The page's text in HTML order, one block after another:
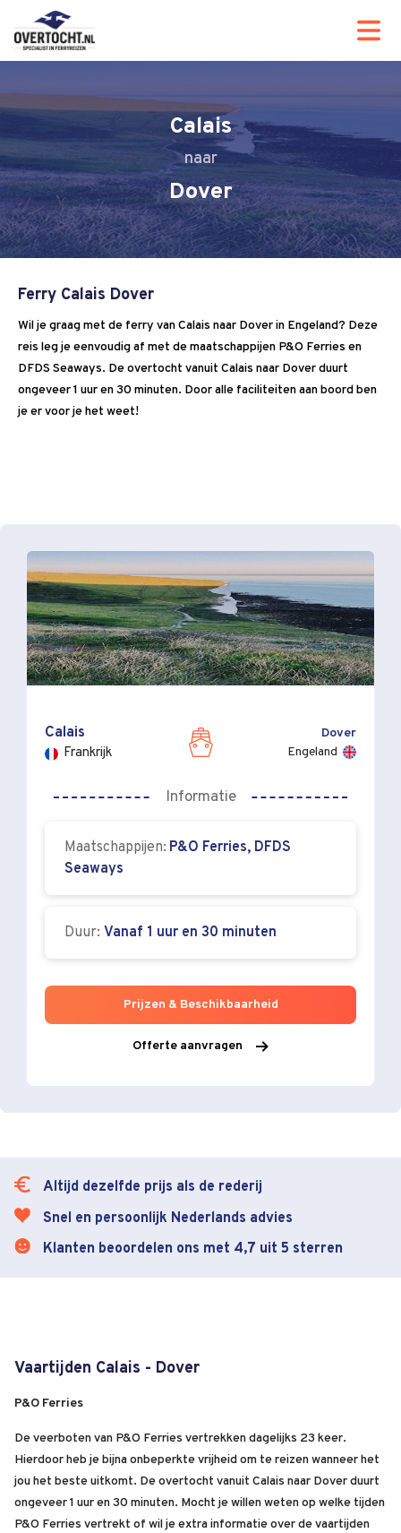
Calais
Dover
Calais
Frankrijk
Dover
Engeland
Informatie
Maatschappijen: P&O Ferries, DFDS
Seaways
Duur: Vanaf 1 uur en 30 minuten
Prijzen & Beschikbaarheid
Offerte aanvragen
Ferry Calais Dover
Wil je graag met de ferry van Calais naar Dover in Engeland? Deze
reis leg je eenvoudig af met de maatschappijen P&O Ferries en
DFDS Seaways. De overtocht vanuit Calais naar Dover duurt
ongeveer 1 uur en 30 minuten. Door alle faciliteiten aan boord ben
je er voor je het weet!
Altijd dezelfde prijs als de rederij
Snel en persoonlijk Nederlands advies
Klanten beoordelen ons met 4,7 uit 5 sterren
Vaartijden Calais - Dover
P&O Ferries
De veerboten van P&O Ferries vertrekken dagelijks 23 keer.
Hierdoor heb je bijna onbeperkte vrijheid om te reizen wanneer het
jou het beste uitkomt. De overtocht vanuit Calais naar Dover duurt
ongeveer 1 uur en 30 minuten. Mocht je willen weten op welke tijden
P&O Ferries vertrekt of wil je extra informatie over de vaartijden